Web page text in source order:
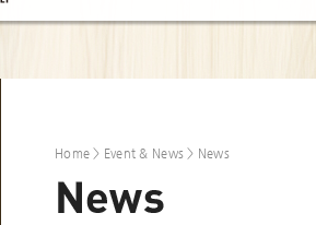
Home > Event & News > News